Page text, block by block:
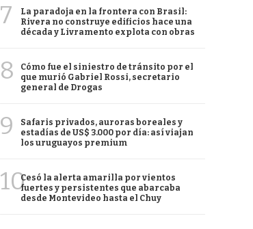
7
La paradoja en la frontera con Brasil:
Rivera no construye edificios hace una
década y Livramento explota con obras
8
Cómo fue el siniestro de tránsito por el
que murió Gabriel Rossi, secretario
general de Drogas
9
Safaris privados, auroras boreales y
estadías de US$ 3.000 por día: así viajan
los uruguayos premium
10Cesó la alerta amarilla por vientos
fuertes y persistentes que abarcaba
desde Montevideo hasta el Chuy